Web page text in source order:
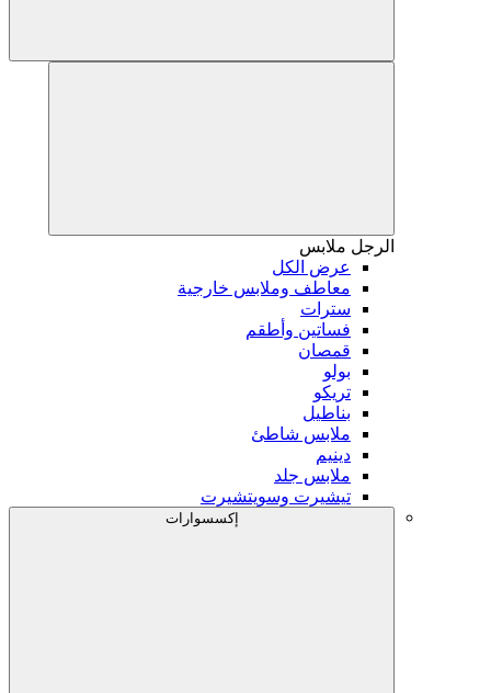
الرجل ملابس
عرض الكل
معاطف وملابس خارجية
سترات
فساتين وأطقم
قمصان
بولو
تريكو
بناطيل
ملابس شاطئ
دينيم
ملابس جلد
تيشيرت وسويتشيرت
إكسسوارات